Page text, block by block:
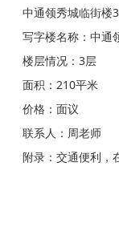
中通领秀城临街楼3
写字楼名称：中通
楼层情况：3层
面积：210平米
价格：面议
联系人：周老师
附录：交通便利，在